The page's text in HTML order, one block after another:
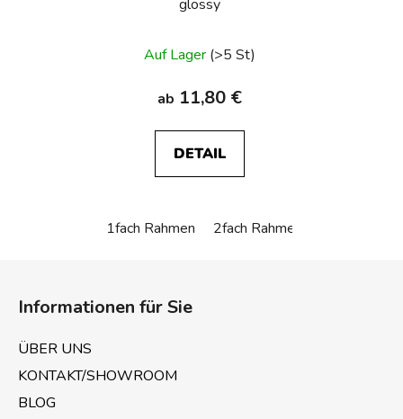
glossy
Auf Lager (>5 St)
ab 11,80 €
DETAIL
1fach Rahmen 2fach Rahmen
Informationen für Sie
ÜBER UNS
KONTAKT/SHOWROOM
BLOG